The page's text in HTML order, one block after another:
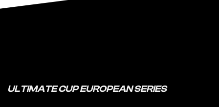
ULTIMATE CUP EUROPEAN SERIES